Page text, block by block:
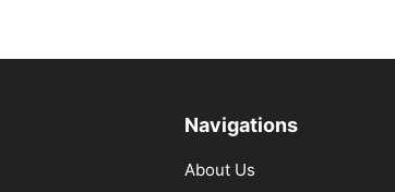
Navigations
About Us